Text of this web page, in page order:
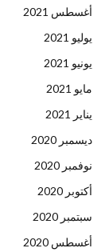
أغسطس 2021
يوليو 2021
يونيو 2021
مايو 2021
يناير 2021
ديسمبر 2020
نوفمبر 2020
أكتوبر 2020
سبتمبر 2020
أغسطس 2020